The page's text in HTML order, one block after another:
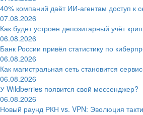
40% компаний даёт ИИ‑агентам доступ к
07.08.2026
Как будет устроен депозитарный учёт
06.08.2026
Банк России привёл статистику по
06.08.2026
Как магистральная сеть становится
06.08.2026
У Wildberries появится свой мессенджер?
06.08.2026
Новый раунд РКН vs. VPN: Эволюция